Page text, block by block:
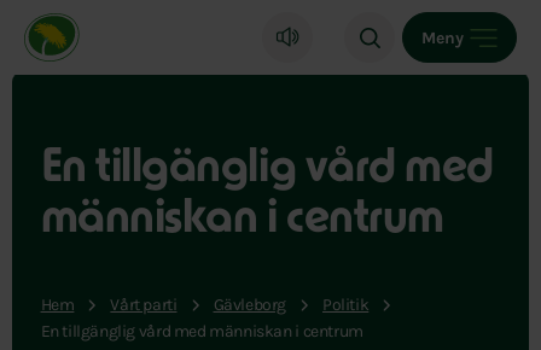
Miljöpartiet de gröna, startsida
Meny
En tillgänglig vård med
människan i centrum
Hem Vårt parti Gävleborg
Politik
En tillgänglig vård med människan i centrum